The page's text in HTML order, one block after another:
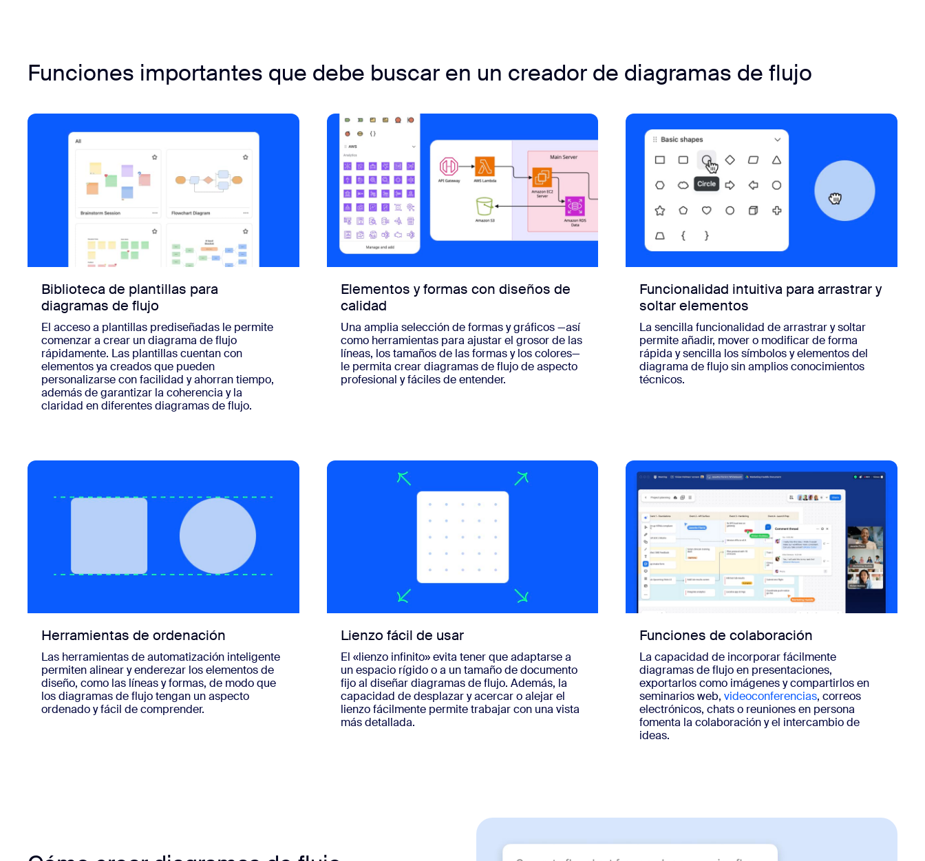
Funciones importantes que debe buscar en un creador de diagramas de flujo
Biblioteca de plantillas para
diagramas de flujo
El acceso a plantillas prediseñadas le permite
comenzar a crear un diagrama de flujo
rápidamente. Las plantillas cuentan con
elementos ya creados que pueden
personalizarse con facilidad y ahorran tiempo,
además de garantizar la coherencia y la
claridad en diferentes diagramas de flujo.
Elementos y formas con diseños de
calidad
Una amplia selección de formas y gráficos —así
como herramientas para ajustar el grosor de las
líneas, los tamaños de las formas y los colores—
le permita crear diagramas de flujo de aspecto
profesional y fáciles de entender.
Funcionalidad intuitiva para arrastrar y
soltar elementos
La sencilla funcionalidad de arrastrar y soltar
permite añadir, mover o modificar de forma
rápida y sencilla los símbolos y elementos del
diagrama de flujo sin amplios conocimientos
técnicos.
Herramientas de ordenación
Las herramientas de automatización inteligente
permiten alinear y enderezar los elementos de
diseño, como las líneas y formas, de modo que
los diagramas de flujo tengan un aspecto
ordenado y fácil de comprender.
Lienzo fácil de usar
El «lienzo infinito» evita tener que adaptarse a
un espacio rígido o a un tamaño de documento
fijo al diseñar diagramas de flujo. Además, la
capacidad de desplazar y acercar o alejar el
lienzo fácilmente permite trabajar con una vista
más detallada.
Funciones de colaboración
La capacidad de incorporar fácilmente
diagramas de flujo en presentaciones,
exportarlos como imágenes y compartirlos en
seminarios web,videoconferencias, correos
electrónicos, chats o reuniones en persona
fomenta la colaboración y el intercambio de
ideas.